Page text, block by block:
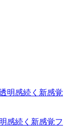
感続く新感覚フ